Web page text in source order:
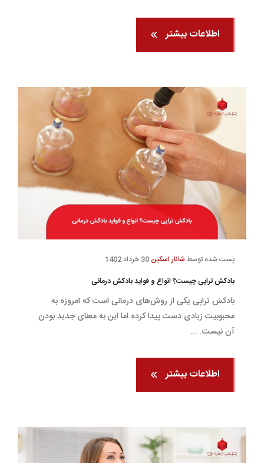
اطلاعات بیشتر
پست شده توسط شانار اسکین
بادکش تراپی چیست؟ انواع و فواید بادکش درمانی
بادکش تراپی یکی از روش‌های درمانی است که امروزه به
محبوبیت زیادی دست پیدا کرده اما این به معنای جدید بودن
آن نیست. ...
اطلاعات بیشتر